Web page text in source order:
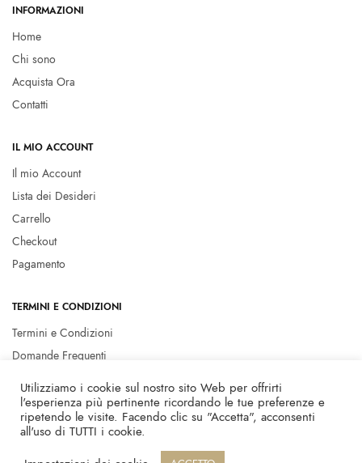
INFORMAZIONI
Home
Chi sono
Acquista Ora
Contatti
IL MIO ACCOUNT
Il mio Account
Lista dei Desideri
Carrello
Checkout
Pagamento
TERMINI E CONDIZIONI
Termini e Condizioni
Domande Frequenti
Privacy policy
Cookie Policy
Utilizziamo i cookie sul nostro sito Web per offrirti
l'esperienza più pertinente ricordando le tue preferenze e
ripetendo le visite. Facendo clic su "Accetta", acconsenti
all'uso di TUTTI i cookie.